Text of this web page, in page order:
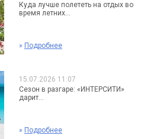
Куда лучше полететь на отдых во
время летних...
» Подробнее
15.07.2026 11:07
Сезон в разгаре: «ИНТЕРСИТИ»
дарит...
» Подробнее